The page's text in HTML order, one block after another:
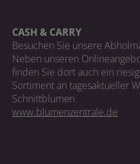
CASH & CARRY
Besuchen Sie unsere
Neben unseren
finden Sie dort auch ein
Sortiment an tagesaktueller
Schnittblumen.
www.blumenzentrale.de